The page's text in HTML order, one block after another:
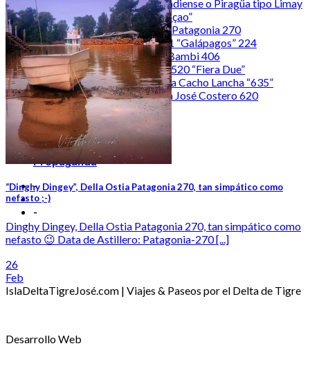
Canoa Canadiense o Piragüa tipo Limay
| “Blue Curaçao”
Della Ostia Patagonia 270
Yamaha 701 “Galápagos” 224
Pagliettini Bambi 406
Perez-Villa 520 “Fiera Due”
Canoa Isleña Cacho Lancha “635”
Tracker San José Costero 620
hominibus
populus
#tobacco
NeoIsleñidad
Propaganda
-
-
“Dinghy Dingey”, Della Ostia Patagonia 270, tan simpático como
nefasto ;-)
Dinghy Dingey, Della Ostia Patagonia 270, tan simpático como
nefasto 😉 Data de Astillero: Patagonia-270 [...]
26
Feb
IslaDeltaTigreJosé.com | Viajes & Paseos por el Delta de Tigre
Desarrollo Web